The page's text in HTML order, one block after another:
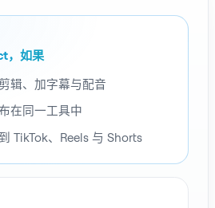
，如果
辑、加字幕与配音
在同一工具中
TikTok、Reels 与 Shorts